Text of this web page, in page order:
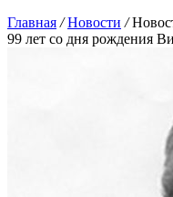
Главная / Новости /
99 лет со дня рождения